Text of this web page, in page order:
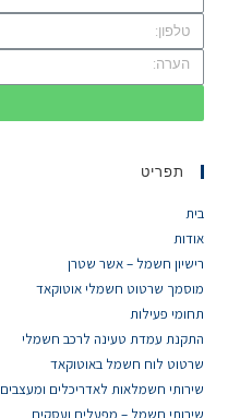
תפריט
בית
אודות
רישיון חשמל – אשר שטרן
מוסמך שרטוט חשמלי אוטוקאד
תחומי פעילות
התקנת עמדת טעינה לרכב חשמלי
שרטוט לוח חשמל באוטוקאד
שירותי חשמלאות לאדריכלים ומעצבים
שירותי חשמל – מפעלים ועסקים